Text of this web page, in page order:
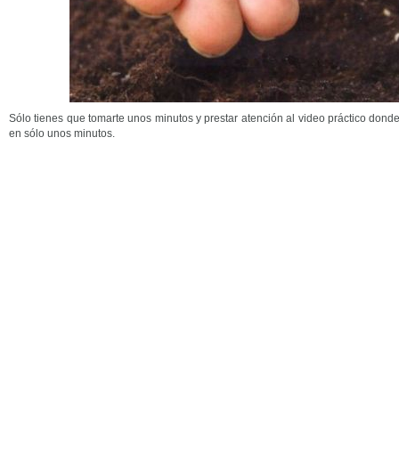
Sólo tienes que tomarte unos minutos y prestar atención al video práctico
en sólo unos minutos.